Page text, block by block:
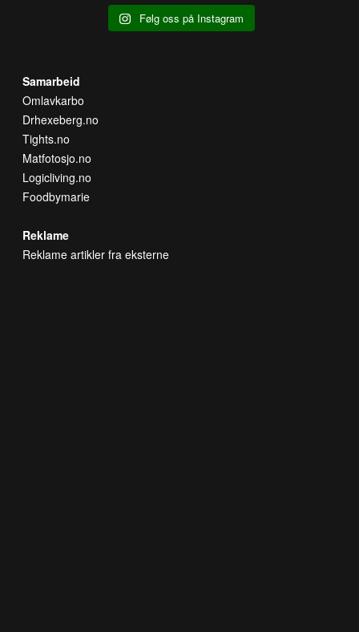
Følg oss på Instagram
Samarbeid
Omlavkarbo
Drhexeberg.no
Tights.no
Matfotosjo.no
Logicliving.no
Foodbymarie
Reklame
Reklame artikler fra eksterne